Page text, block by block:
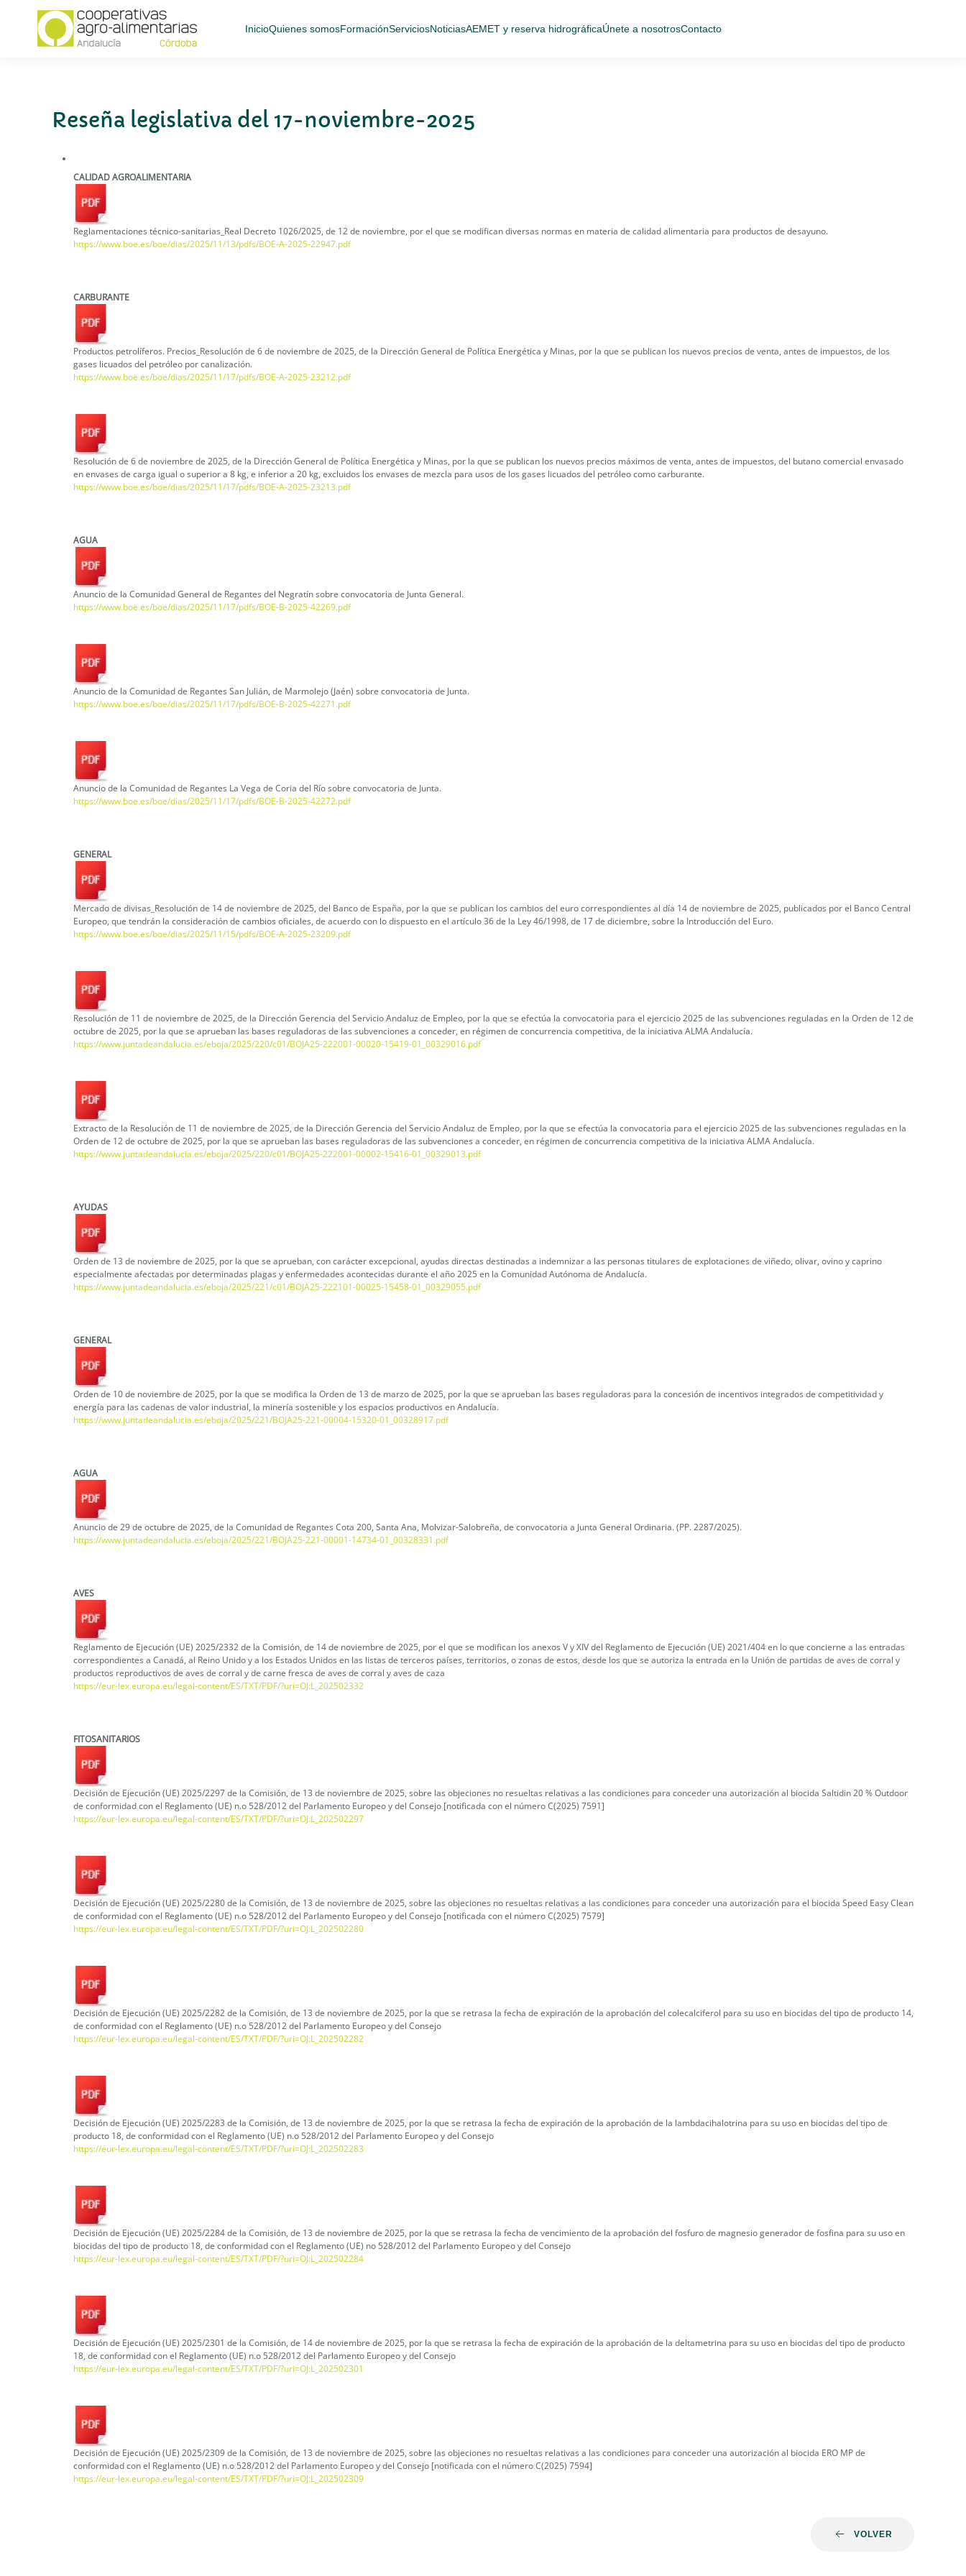
Skip
InicioQuienes somosFormaciónServiciosNoticiasAEMET y reserva hidrográficaÚnete a nosotrosContacto
Reseña legislativa del 17-noviembre-2025
CALIDAD AGROALIMENTARIA
Reglamentaciones técnico-sanitarias_Real Decreto 1026/2025, de 12 de noviembre, por el que se modifican diversas normas en materia de calidad alimentaria para productos de desayuno.
https://www.boe.es/boe/dias/2025/11/13/pdfs/BOE-A-2025-22947.pdf
CARBURANTE
Productos petrolíferos. Precios_Resolución de 6 de noviembre de 2025, de la Dirección General de Política Energética y Minas, por la que se publican los nuevos precios de venta, antes de impuestos, de los
gases licuados del petróleo por canalización.
https://www.boe.es/boe/dias/2025/11/17/pdfs/BOE-A-2025-23212.pdf
Resolución de 6 de noviembre de 2025, de la Dirección General de Política Energética y Minas, por la que se publican los nuevos precios máximos de venta, antes de impuestos, del butano comercial envasado
en envases de carga igual o superior a 8 kg, e inferior a 20 kg, excluidos los envases de mezcla para usos de los gases licuados del petróleo como carburante.
https://www.boe.es/boe/dias/2025/11/17/pdfs/BOE-A-2025-23213.pdf
AGUA
Anuncio de la Comunidad General de Regantes del Negratín sobre convocatoria de Junta General.
https://www.boe.es/boe/dias/2025/11/17/pdfs/BOE-B-2025-42269.pdf
Anuncio de la Comunidad de Regantes San Julián, de Marmolejo (Jaén) sobre convocatoria de Junta.
https://www.boe.es/boe/dias/2025/11/17/pdfs/BOE-B-2025-42271.pdf
Anuncio de la Comunidad de Regantes La Vega de Coria del Río sobre convocatoria de Junta.
https://www.boe.es/boe/dias/2025/11/17/pdfs/BOE-B-2025-42272.pdf
GENERAL
Mercado de divisas_Resolución de 14 de noviembre de 2025, del Banco de España, por la que se publican los cambios del euro correspondientes al día 14 de noviembre de 2025, publicados por el Banco Central
Europeo, que tendrán la consideración de cambios oficiales, de acuerdo con lo dispuesto en el artículo 36 de la Ley 46/1998, de 17 de diciembre, sobre la Introducción del Euro.
https://www.boe.es/boe/dias/2025/11/15/pdfs/BOE-A-2025-23209.pdf
Resolución de 11 de noviembre de 2025, de la Dirección Gerencia del Servicio Andaluz de Empleo, por la que se efectúa la convocatoria para el ejercicio 2025 de las subvenciones reguladas en la Orden de 12 de
octubre de 2025, por la que se aprueban las bases reguladoras de las subvenciones a conceder, en régimen de concurrencia competitiva, de la iniciativa ALMA Andalucía.
https://www.juntadeandalucia.es/eboja/2025/220/c01/BOJA25-222001-00020-15419-01_00329016.pdf
Extracto de la Resolución de 11 de noviembre de 2025, de la Dirección Gerencia del Servicio Andaluz de Empleo, por la que se efectúa la convocatoria para el ejercicio 2025 de las subvenciones reguladas en la
Orden de 12 de octubre de 2025, por la que se aprueban las bases reguladoras de las subvenciones a conceder, en régimen de concurrencia competitiva de la iniciativa ALMA Andalucía.
https://www.juntadeandalucia.es/eboja/2025/220/c01/BOJA25-222001-00002-15416-01_00329013.pdf
AYUDAS
Orden de 13 de noviembre de 2025, por la que se aprueban, con carácter excepcional, ayudas directas destinadas a indemnizar a las personas titulares de explotaciones de viñedo, olivar, ovino y caprino
especialmente afectadas por determinadas plagas y enfermedades acontecidas durante el año 2025 en la Comunidad Autónoma de Andalucía.
https://www.juntadeandalucia.es/eboja/2025/221/c01/BOJA25-222101-00025-15458-01_00329055.pdf
GENERAL
Orden de 10 de noviembre de 2025, por la que se modifica la Orden de 13 de marzo de 2025, por la que se aprueban las bases reguladoras para la concesión de incentivos integrados de competitividad y
energía para las cadenas de valor industrial, la minería sostenible y los espacios productivos en Andalucía.
https://www.juntadeandalucia.es/eboja/2025/221/BOJA25-221-00004-15320-01_00328917.pdf
AGUA
Anuncio de 29 de octubre de 2025, de la Comunidad de Regantes Cota 200, Santa Ana, Molvizar-Salobreña, de convocatoria a Junta General Ordinaria. (PP. 2287/2025).
https://www.juntadeandalucia.es/eboja/2025/221/BOJA25-221-00001-14734-01_00328331.pdf
AVES
Reglamento de Ejecución (UE) 2025/2332 de la Comisión, de 14 de noviembre de 2025, por el que se modifican los anexos V y XIV del Reglamento de Ejecución (UE) 2021/404 en lo que concierne a las entradas
correspondientes a Canadá, al Reino Unido y a los Estados Unidos en las listas de terceros países, territorios, o zonas de estos, desde los que se autoriza la entrada en la Unión de partidas de aves de corral y
productos reproductivos de aves de corral y de carne fresca de aves de corral y aves de caza
https://eur-lex.europa.eu/legal-content/ES/TXT/PDF/?uri=OJ:L_202502332
FITOSANITARIOS
Decisión de Ejecución (UE) 2025/2297 de la Comisión, de 13 de noviembre de 2025, sobre las objeciones no resueltas relativas a las condiciones para conceder una autorización al biocida Saltidin 20 % Outdoor
de conformidad con el Reglamento (UE) n.o 528/2012 del Parlamento Europeo y del Consejo [notificada con el número C(2025) 7591]
https://eur-lex.europa.eu/legal-content/ES/TXT/PDF/?uri=OJ:L_202502297
Decisión de Ejecución (UE) 2025/2280 de la Comisión, de 13 de noviembre de 2025, sobre las objeciones no resueltas relativas a las condiciones para conceder una autorización para el biocida Speed Easy Clean
de conformidad con el Reglamento (UE) n.o 528/2012 del Parlamento Europeo y del Consejo [notificada con el número C(2025) 7579]
https://eur-lex.europa.eu/legal-content/ES/TXT/PDF/?uri=OJ:L_202502280
Decisión de Ejecución (UE) 2025/2282 de la Comisión, de 13 de noviembre de 2025, por la que se retrasa la fecha de expiración de la aprobación del colecalciferol para su uso en biocidas del tipo de producto 14,
de conformidad con el Reglamento (UE) n.o 528/2012 del Parlamento Europeo y del Consejo
https://eur-lex.europa.eu/legal-content/ES/TXT/PDF/?uri=OJ:L_202502282
Decisión de Ejecución (UE) 2025/2283 de la Comisión, de 13 de noviembre de 2025, por la que se retrasa la fecha de expiración de la aprobación de la lambdacihalotrina para su uso en biocidas del tipo de
producto 18, de conformidad con el Reglamento (UE) n.o 528/2012 del Parlamento Europeo y del Consejo
https://eur-lex.europa.eu/legal-content/ES/TXT/PDF/?uri=OJ:L_202502283
Decisión de Ejecución (UE) 2025/2284 de la Comisión, de 13 de noviembre de 2025, por la que se retrasa la fecha de vencimiento de la aprobación del fosfuro de magnesio generador de fosfina para su uso en
biocidas del tipo de producto 18, de conformidad con el Reglamento (UE) no 528/2012 del Parlamento Europeo y del Consejo
https://eur-lex.europa.eu/legal-content/ES/TXT/PDF/?uri=OJ:L_202502284
Decisión de Ejecución (UE) 2025/2301 de la Comisión, de 14 de noviembre de 2025, por la que se retrasa la fecha de expiración de la aprobación de la deltametrina para su uso en biocidas del tipo de producto
18, de conformidad con el Reglamento (UE) n.o 528/2012 del Parlamento Europeo y del Consejo
https://eur-lex.europa.eu/legal-content/ES/TXT/PDF/?uri=OJ:L_202502301
Decisión de Ejecución (UE) 2025/2309 de la Comisión, de 13 de noviembre de 2025, sobre las objeciones no resueltas relativas a las condiciones para conceder una autorización al biocida ERO MP de
conformidad con el Reglamento (UE) n.o 528/2012 del Parlamento Europeo y del Consejo [notificada con el número C(2025) 7594]
https://eur-lex.europa.eu/legal-content/ES/TXT/PDF/?uri=OJ:L_202502309
VOLVER